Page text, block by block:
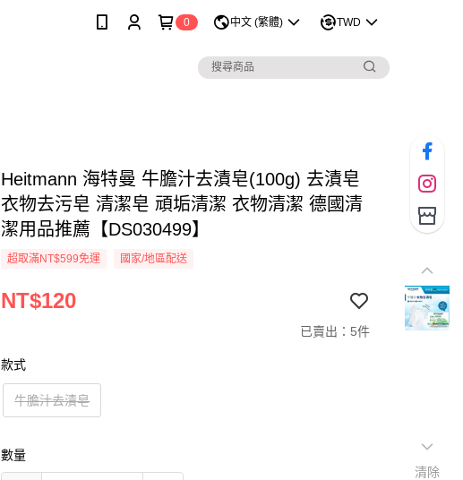
0 中文 (繁體) TWD
Heitmann 海特曼 牛膽汁去漬皂(100g) 去漬皂
衣物去污皂 清潔皂 頑垢清潔 衣物清潔 德國清
潔用品推薦【DS030499】
超取滿NT$599免運 國家/地區配送
NT$120
已賣出：5件
款式
牛膽汁去漬皂
數量
清除